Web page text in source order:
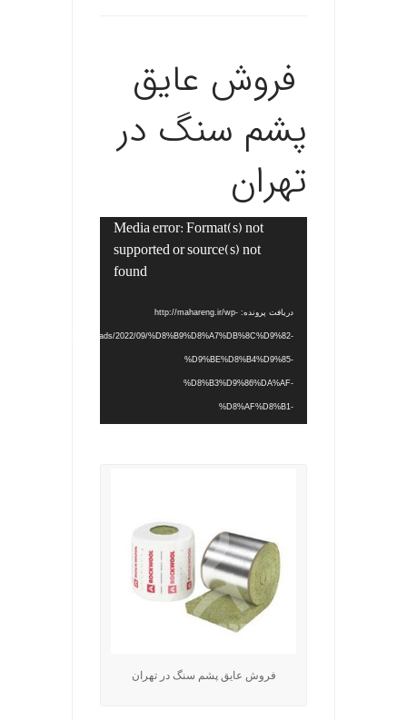
فروش عایق
پشم سنگ در
تهران
Media error: Format(s) not
supported or source(s) not
found
دریافت پرونده: http://mahareng.ir/wp-
content/uploads/2022/09/%D8%B9%D8%A7%DB%8C%D9%82-
%D9%BE%D8%B4%D9%85-
%D8%B3%D9%86%DA%AF-
%D8%AF%D8%B1-
فروش عایق پشم سنگ در تهران